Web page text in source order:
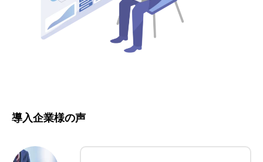
導入企業様の声